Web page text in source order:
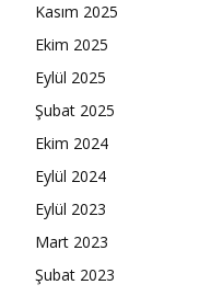
Kasım 2025
Ekim 2025
Eylül 2025
Şubat 2025
Ekim 2024
Eylül 2024
Eylül 2023
Mart 2023
Şubat 2023